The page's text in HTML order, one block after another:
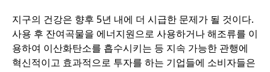
지구의 건강은 향후 5년 내에 더 시급한 문제가 될 것이다.
사용 후 잔여곡물을 에너지원으로 사용하거나 해조류를 이
용하여 이산화탄소를 흡수시키는 등 지속 가능한 관행에
혁신적이고 효과적으로 투자를 하는 기업들에 소비자들은